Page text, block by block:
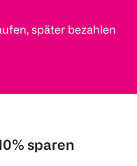
später bezahlen
sparen